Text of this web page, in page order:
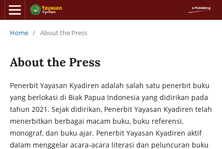
Home / About the Press
About the Press
Penerbit Yayasan Kyadiren adalah salah satu penerbit buku
yang berlokasi di Biak Papua Indonesia yang didirikan pada
tahun 2021. Sejak didirikan, Penerbit Yayasan Kyadiren telah
menerbitkan berbagai macam buku, buku referensi,
monograf, dan buku ajar. Penerbit Yayasan Kyadiren aktif
dalam menggelar acara-acara literasi dan peluncuran buku